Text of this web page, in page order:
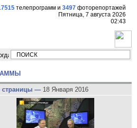
телепрограмм и 3497 фоторепортажей
Пятница, 7 августа 2026
02:43
стоит к угрозе третьей мировой войны"
страницы — 18 Января 2016